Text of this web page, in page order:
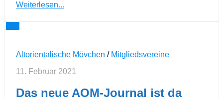
Weiterlesen...
Altorientalische Mövchen / Mitgliedsvereine
11. Februar 2021
Das neue AOM-Journal ist da